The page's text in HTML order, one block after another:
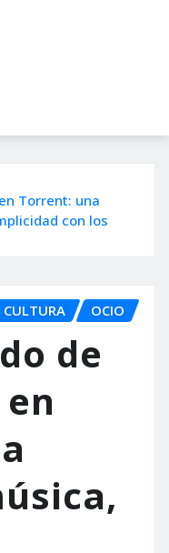
Torrent: una
con los
CULTURA OCIO
de